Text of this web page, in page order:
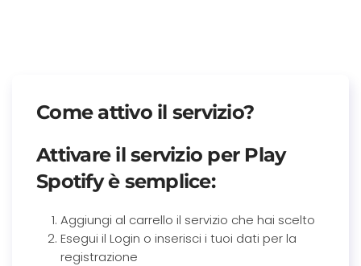
Come attivo il servizio?
Attivare il servizio per Play
Spotifyè semplice:
Aggiungi al carrello il servizio che hai scelto
Esegui il Login o inserisci i tuoi dati per la
registrazione